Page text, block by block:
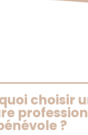
choisir
?